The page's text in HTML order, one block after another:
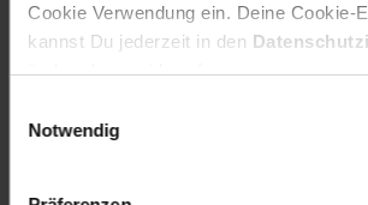
Cookie Verwendung ein. Deine Cookie-
kannst Du jederzeit in den
ändern bzw. widerrufen.
Notwendig
ProdSV Ort: Cesena (FC)
ProdSV Straße: via Emilia Levante
ProductSafety - Phone: +39 0547
productSafety Address: Via Emilia
47521 Cesena (FC) - Italy